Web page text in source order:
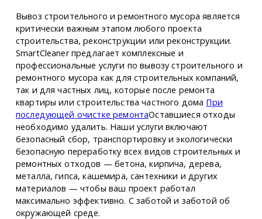
Вывоз строительного и ремонтного мусора является
критически важным этапом любого проекта
строительства, реконструкции или реконструкции.
SmartCleaner предлагает комплексные и
профессиональные услуги по вывозу строительного и
ремонтного мусора как для строительных компаний,
так и для частных лиц, которые после ремонта
квартиры или строительства частного дома При
последующей очистке ремонтаОставшиеся отходы
необходимо удалить. Наши услуги включают
безопасный сбор, транспортировку и экологически
безопасную переработку всех видов строительных и
ремонтных отходов — бетона, кирпича, дерева,
металла, гипса, кашемира, сантехники и других
материалов — чтобы ваш проект работал
максимально эффективно. С заботой и заботой об
окружающей среде.